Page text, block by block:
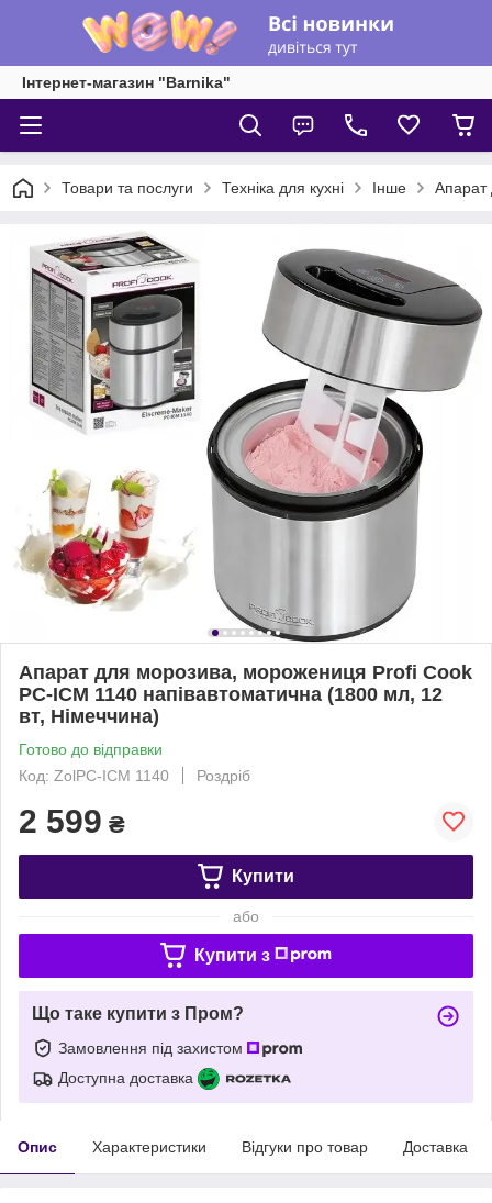
Інтернет-магазин "Barnika"
Товари та послуги Техніка для кухні Інше Апарат
Апарат для морозива, морожениця Profi Cook
PC-ICM 1140 напівавтоматична (1800 мл, 12
вт, Німеччина)
Готово до відправки
Код: ZolPC-ICM 1140
Роздріб
2 599 ₴
Купити
або
Купити з
Що таке купити з Пром?
Замовлення під захистом
Доступна доставка
Опис Характеристики Відгуки про товар Доставка